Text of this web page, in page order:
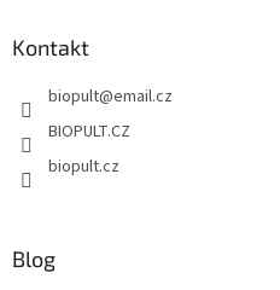
Kontakt
biopult@email.cz
BIOPULT.CZ
biopult.cz
Blog